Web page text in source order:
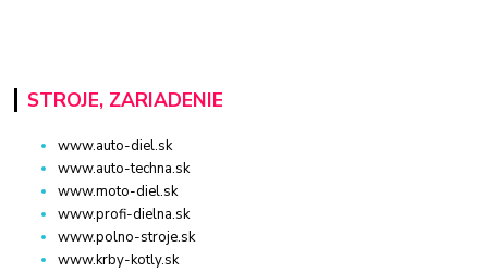
STROJE, ZARIADENIE
www.auto-diel.sk
www.auto-techna.sk
www.moto-diel.sk
www.profi-dielna.sk
www.polno-stroje.sk
www.krby-kotly.sk